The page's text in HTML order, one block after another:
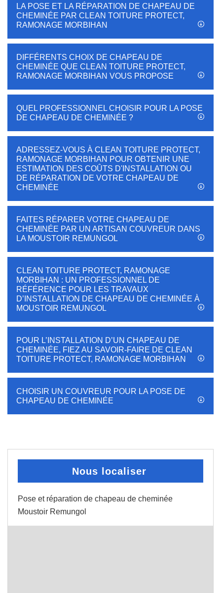
LA POSE ET LA RÉPARATION DE CHAPEAU DE
CHEMINÉE PAR CLEAN TOITURE PROTECT,
RAMONAGE MORBIHAN
DIFFÉRENTS CHOIX DE CHAPEAU DE
CHEMINÉE QUE CLEAN TOITURE PROTECT,
RAMONAGE MORBIHAN VOUS PROPOSE
QUEL PROFESSIONNEL CHOISIR POUR LA POSE
DE CHAPEAU DE CHEMINÉE ?
ADRESSEZ-VOUS À CLEAN TOITURE PROTECT,
RAMONAGE MORBIHAN POUR OBTENIR UNE
ESTIMATION DES COÛTS D'INSTALLATION OU
DE RÉPARATION DE VOTRE CHAPEAU DE
CHEMINÉE
FAITES RÉPARER VOTRE CHAPEAU DE
CHEMINÉE PAR UN ARTISAN COUVREUR DANS
LA MOUSTOIR REMUNGOL
CLEAN TOITURE PROTECT, RAMONAGE
MORBIHAN : UN PROFESSIONNEL DE
RÉFÉRENCE POUR LES TRAVAUX
D’INSTALLATION DE CHAPEAU DE CHEMINÉE À
MOUSTOIR REMUNGOL
POUR L’INSTALLATION D’UN CHAPEAU DE
CHEMINÉE, FIEZ AU SAVOIR-FAIRE DE CLEAN
TOITURE PROTECT, RAMONAGE MORBIHAN
CHOISIR UN COUVREUR POUR LA POSE DE
CHAPEAU DE CHEMINÉE
Nous localiser
Pose et réparation de chapeau de cheminée
Moustoir Remungol